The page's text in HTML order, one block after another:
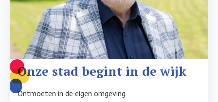
Onze stad begint in de wijk
Ontmoeten in de eigen omgeving